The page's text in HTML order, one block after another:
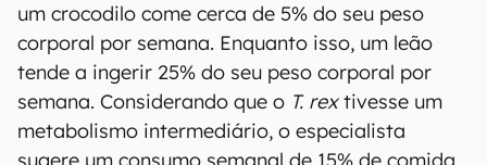
um crocodilo come cerca de 5% do seu peso
corporal por semana. Enquanto isso, um leão
tende a ingerir 25% do seu peso corporal por
semana. Considerando que o T. rextivesse um
metabolismo intermediário, o especialista